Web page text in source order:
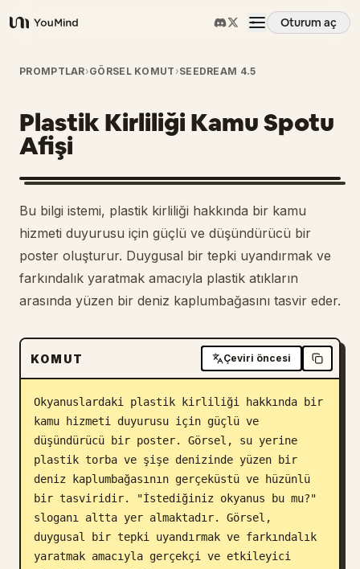
YouMind
Oturum aç
Genel Bakış
Kullanım Senaryoları
Beceriler
İstemler
Fiyatlandırma
Blog
Güncellemeler
PROMPTLAR›GÖRSEL KOMUT ›SEEDREAM 4.5
Plastik Kirliliği Kamu Spotu
Afişi
Bu bilgi istemi, plastik kirliliği hakkında bir kamu
hizmeti duyurusu için güçlü ve düşündürücü bir
poster oluşturur. Duygusal bir tepki uyandırmak ve
farkındalık yaratmak amacıyla plastik atıkların
arasında yüzen bir deniz kaplumbağasını tasvir eder.
KOMUT Çeviri öncesi
Okyanuslardaki plastik kirliliği hakkında bir
kamu hizmeti duyurusu için güçlü ve
düşündürücü bir poster. Görsel, su yerine
plastik torba ve şişe denizinde yüzen bir
deniz kaplumbağasının gerçeküstü ve hüzünlü
bir tasviridir. "İstediğiniz okyanus bu mu?"
sloganı altta yer almaktadır. Görsel,
duygusal bir tepki uyandırmak ve farkındalık
yaratmak amacıyla gerçekçi ve etkileyici